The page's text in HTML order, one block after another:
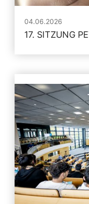
04.06.2026
17. SITZUNG